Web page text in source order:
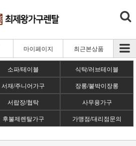
마이페이지 최근본상품
소파/테이블
식탁/러브테이블
서재/주니어가구
장롱/붙박이장롱
서랍장/협탁
사무용가구
후불제렌탈가구
가맹점/대리점문의